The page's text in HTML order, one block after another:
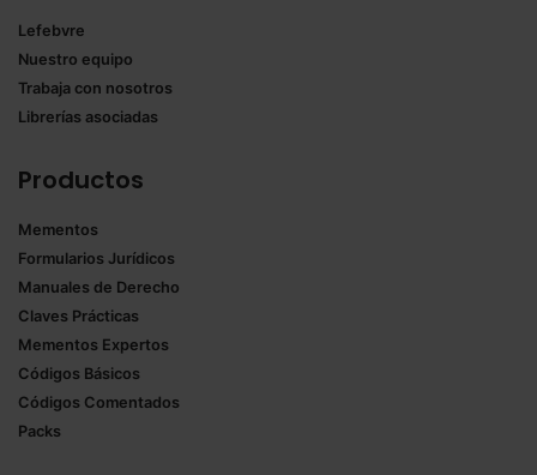
Lefebvre
Nuestro equipo
Trabaja con nosotros
Librerías asociadas
Productos
Mementos
Formularios Jurídicos
Manuales de Derecho
Claves Prácticas
Mementos Expertos
Códigos Básicos
Códigos Comentados
Packs